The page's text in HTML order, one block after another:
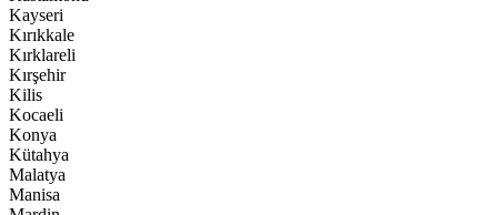
Kayseri
Kırıkkale
Kırklareli
Kırşehir
Kilis
Kocaeli
Konya
Kütahya
Malatya
Manisa